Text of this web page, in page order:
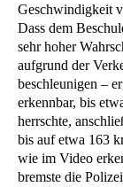
Geschwindigkeit
Dass dem
sehr hoher
aufgrund der
beschleunigen –
erkennbar, bis
herrschte,
bis auf etwa 163
wie im Video
bremste die